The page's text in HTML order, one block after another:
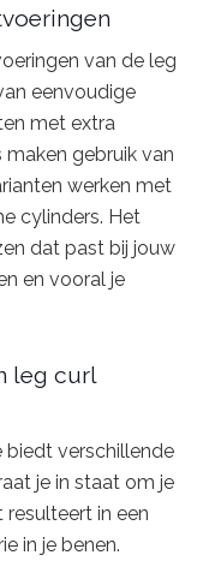
van de leg
eenvoudige
met extra
gebruik van
werken met
cylinders. Het
dat past bij jouw
en vooral je
leg curl
biedt verschillende
je in staat om je
in een
in je benen.